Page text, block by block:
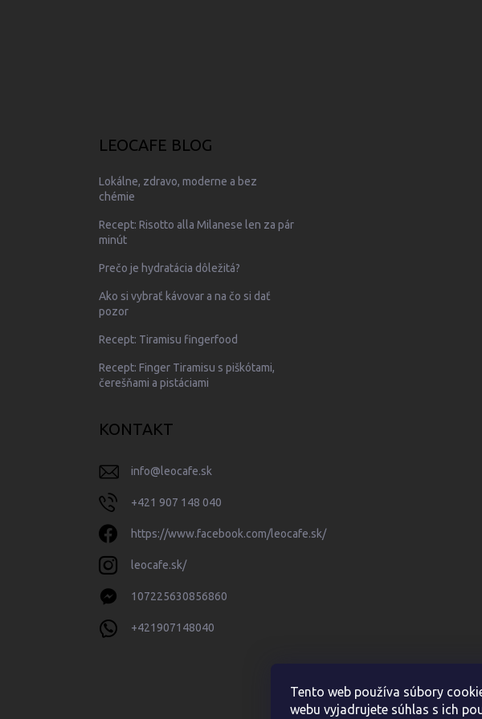
Tento web používa súbory
webu vyjadrujete súhlas s ich
LEOCAFE BLOG
Lokálne, zdravo, moderne a bez
chémie
Recept: Risotto alla Milanese len za pár
minút
Prečo je hydratácia dôležitá?
Ako si vybrať kávovar a na čo si dať
pozor
Recept: Tiramisu fingerfood
Recept: Finger Tiramisu s piškótami,
čerešňami a pistáciami
KONTAKT
info@leocafe.sk
+421 907 148 040
https://www.facebook.com/leocafe.sk/
leocafe.sk/
107225630856860
+421907148040